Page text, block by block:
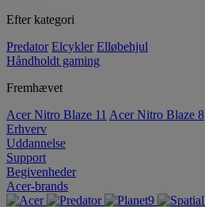
Efter kategori
Predator Elcykler Elløbehjul
Håndholdt gaming
Fremhævet
Acer Nitro Blaze 11 Acer Nitro Blaze 8
Erhverv
Uddannelse
Support
Begivenheder
Acer-brands